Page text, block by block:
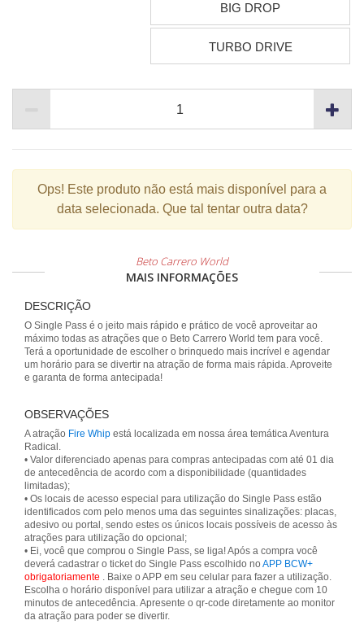
BIG DROP
TURBO DRIVE
Ops! Este produto não está mais disponível para a
data selecionada. Que tal tentar outra data?
Beto Carrero World
MAIS INFORMAÇÕES
DESCRIÇÃO
O Single Pass é o jeito mais rápido e prático de você aproveitar ao
máximo todas as atrações que o Beto Carrero World tem para você.
Terá a oportunidade de escolher o brinquedo mais incrível e agendar
um horário para se divertir na atração de forma mais rápida. Aproveite
e garanta de forma antecipada!
OBSERVAÇÕES
A atração Fire Whip está localizada em nossa área temática Aventura
Radical.
• Valor diferenciado apenas para compras antecipadas com até 01 dia
de antecedência de acordo com a disponibilidade (quantidades
limitadas);
• Os locais de acesso especial para utilização do Single Pass estão
identificados com pelo menos uma das seguintes sinalizações: placas,
adesivo ou portal, sendo estes os únicos locais possíveis de acesso às
atrações para utilização do opcional;
• Ei, você que comprou o Single Pass, se liga! Após a compra você
deverá cadastrar o ticket do Single Pass escolhido no APP BCW+
obrigatoriamente . Baixe o APP em seu celular para fazer a utilização.
Escolha o horário disponível para utilizar a atração e chegue com 10
minutos de antecedência. Apresente o qr-code diretamente ao monitor
da atração para poder se divertir.